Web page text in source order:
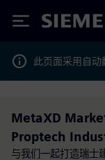
Siemens
此页面采用自动
MetaXD
Proptech
与我们一起打造瑞士